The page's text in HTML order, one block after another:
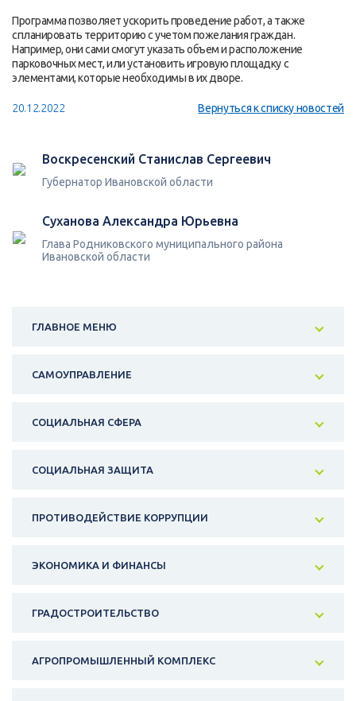
Программа позволяет ускорить проведение работ, а также
спланировать территорию с учетом пожелания граждан.
Например, они сами смогут указать объем и расположение
парковочных мест, или установить игровую площадку с
элементами, которые необходимы в их дворе.
20.12.2022 Вернуться к списку новостей
Воскресенский Станислав Сергеевич
Губернатор Ивановской области
Суханова Александра Юрьевна
Глава Родниковского муниципального района
Ивановской области
ГЛАВНОЕ МЕНЮ
САМОУПРАВЛЕНИЕ
СОЦИАЛЬНАЯ СФЕРА
СОЦИАЛЬНАЯ ЗАЩИТА
ПРОТИВОДЕЙСТВИЕ КОРРУПЦИИ
ЭКОНОМИКА И ФИНАНСЫ
ГРАДОСТРОИТЕЛЬСТВО
АГРОПРОМЫШЛЕННЫЙ КОМПЛЕКС